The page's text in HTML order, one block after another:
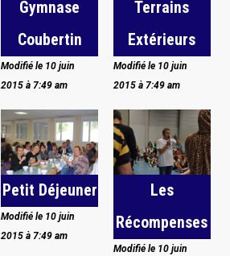
Gymnase
Coubertin
Modifié le 10 juin
2015 à 7:49 am
Terrains
Extérieurs
Modifié le 10 juin
2015 à 7:49 am
Petit Déjeuner
Modifié le 10 juin
2015 à 7:49 am
Les
Récompenses
Modifié le 10 juin